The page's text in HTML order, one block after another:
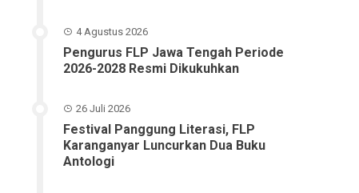
4 Agustus 2026
Pengurus FLP Jawa Tengah Periode
2026-2028 Resmi Dikukuhkan
26 Juli 2026
Festival Panggung Literasi, FLP
Karanganyar Luncurkan Dua Buku
Antologi